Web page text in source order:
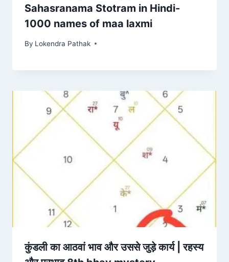
Sahasranama Stotram in Hindi-
1000 names of maa laxmi
By Lokendra Pathak
कुंडली का आठवां भाव और उससे जुड़े कार्य | रहस्य